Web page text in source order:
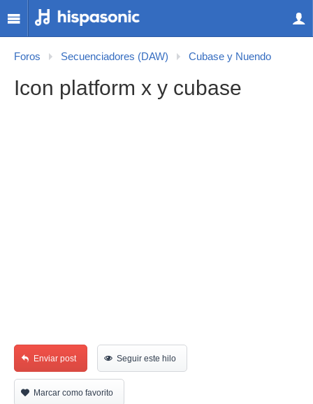
Foros Secuenciadores (DAW) Cubase y Nuendo
Icon platform x y cubase
Enviar post Seguir este hilo
Marcar como favorito